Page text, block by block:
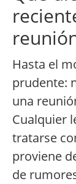
Hasta el
prudente:
una
Cualquier
tratarse
proviene
de